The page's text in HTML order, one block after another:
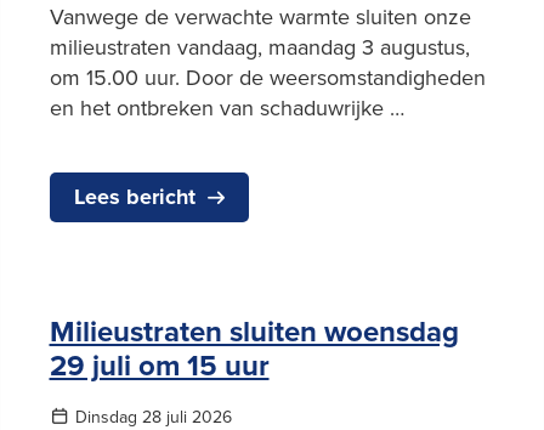
Vanwege de verwachte warmte sluiten onze
milieustraten vandaag, maandag 3 augustus,
om 15.00 uur. Door de weersomstandigheden
en het ontbreken van schaduwrijke …
Lees bericht
Milieustraten sluiten woensdag
29 juli om 15 uur
Dinsdag 28 juli 2026